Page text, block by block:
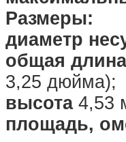
Размеры:
диаметр
общая
3,25 дюйма);
высота4,53
площадь,